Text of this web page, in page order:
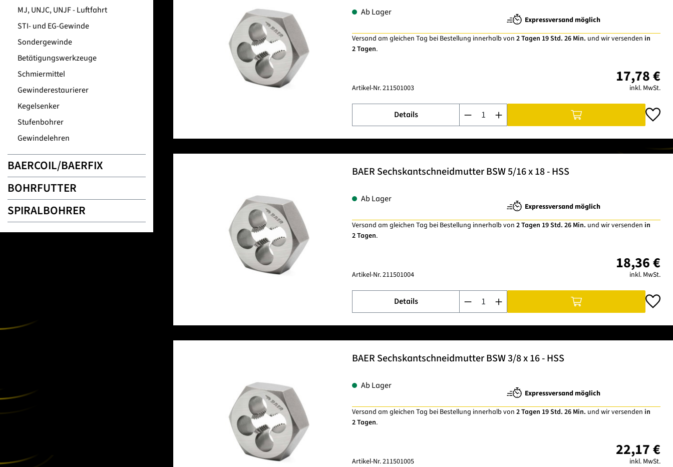
MJ, UNJC, UNJF - Luftfahrt
STI- und EG-Gewinde
Sondergewinde
Betätigungswerkzeuge
Schmiermittel
Gewinderestaurierer
Kegelsenker
Stufenbohrer
Gewindelehren
BAERCOIL/BAERFIX
BOHRFUTTER
SPIRALBOHRER
Ab Lager
Expressversand möglich
Versand am gleichen Tag bei Bestellung innerhalb von 2 Tagen 19 Std. 26 Min. und wir versenden in
2 Tagen.
Artikel-Nr.211501003
17,78 €
inkl. MwSt.
Details
Produkt Anzahl: Gib den gewünschten Wert ein oder
BAER Sechskantschneidmutter BSW 5/16 x 18 - HSS
Ab Lager
Expressversand möglich
Versand am gleichen Tag bei Bestellung innerhalb von 2 Tagen 19 Std. 26 Min. und wir versenden in
2 Tagen.
Artikel-Nr.211501004
18,36 €
inkl. MwSt.
Details
Produkt Anzahl: Gib den gewünschten Wert ein oder
BAER Sechskantschneidmutter BSW 3/8 x 16 - HSS
Ab Lager
Expressversand möglich
Versand am gleichen Tag bei Bestellung innerhalb von 2 Tagen 19 Std. 26 Min. und wir versenden in
2 Tagen.
Artikel-Nr.211501005
22,17 €
inkl. MwSt.